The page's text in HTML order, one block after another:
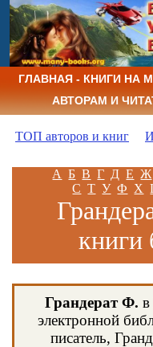
ГЛАВНАЯ - КНИГИ НА
АВТОРАМ И
ТОП авторов и книг
А Б В Г Д Е Ж
С Т У Ф Х
книги
читать
Грандерат Ф.
электронной
писатель,